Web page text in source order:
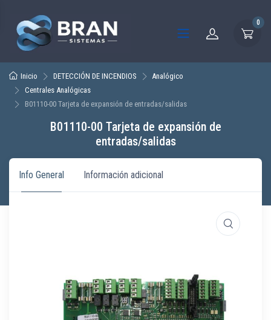
0
Inicio DETECCIÓN DE INCENDIOS
Analógico
Centrales Analógicas
B01110-00 Tarjeta de expansión de entradas/salidas
B01110-00 Tarjeta de expansión de
entradas/salidas
Info General Información adicional